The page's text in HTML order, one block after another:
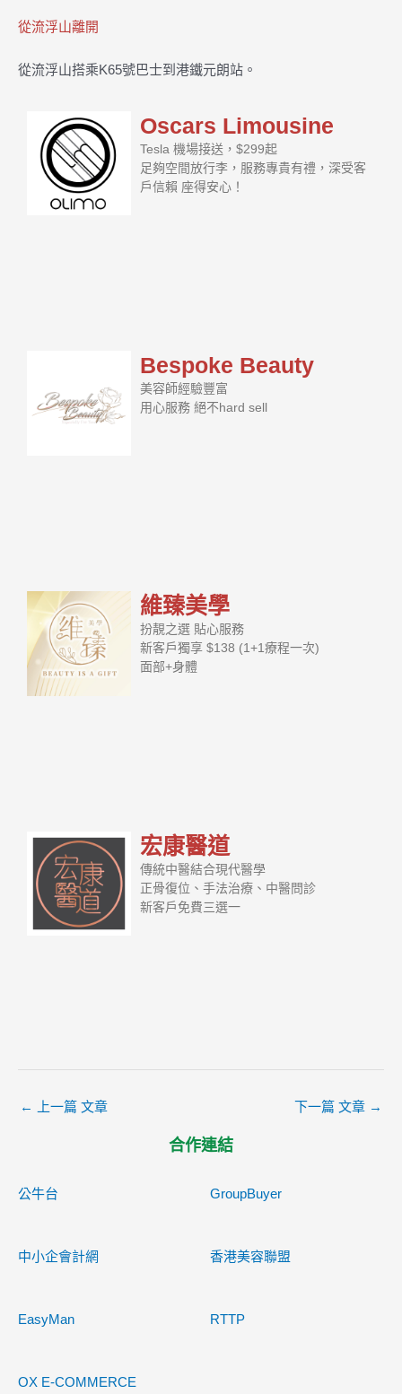
從流浮山離開
從流浮山搭乘K65號巴士到港鐵元朗站。
Oscars Limousine
Tesla 機場接送，$299起
足夠空間放行李，服務專貴有禮，深受客
戶信賴 座得安心！
Bespoke Beauty
美容師經驗豐富
用心服務 絕不hard sell
維臻美學
扮靚之選 貼心服務
新客戶獨享 $138 (1+1療程一次)
面部+身體
宏康醫道
傳統中醫結合現代醫學
正骨復位、手法治療、中醫問診
新客戶免費三選一
← 上一篇 文章 下一篇 文章 →
合作連結
公牛台 GroupBuyer
中小企會計網 香港美容聯盟
EasyMan RTTP
OX E-COMMERCE